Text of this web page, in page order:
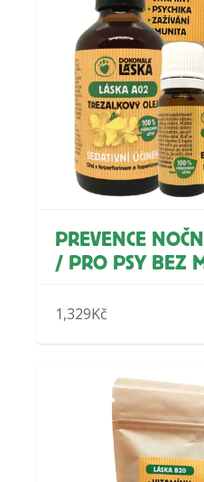
PREVENCE
/ PRO PSY BEZ
1,329Kč